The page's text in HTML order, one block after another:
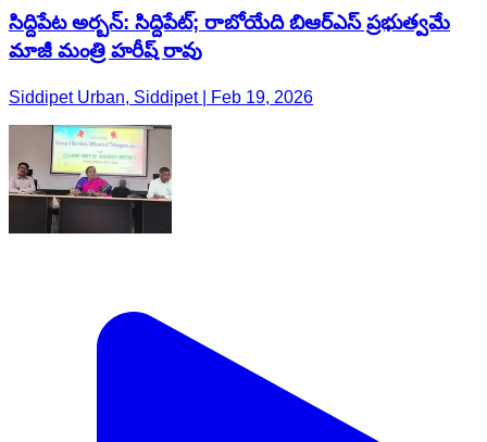
సిద్దిపేట అర్బన్: సిద్దిపేట్; రాబోయేది బిఆర్ఎస్ ప్రభుత్వమే
మాజీ మంత్రి హరీష్ రావు
Siddipet Urban, Siddipet | Feb 19, 2026